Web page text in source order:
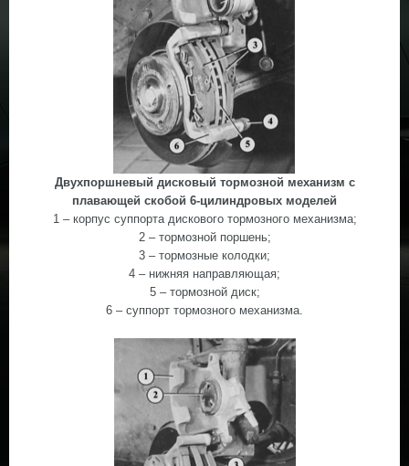
Двухпоршневый дисковый тормозной механизм с
плавающей скобой 6-цилиндровых моделей
1 – корпус суппорта дискового тормозного механизма;
2 – тормозной поршень;
3 – тормозные колодки;
4 – нижняя направляющая;
5 – тормозной диск;
6 – суппорт тормозного механизма.